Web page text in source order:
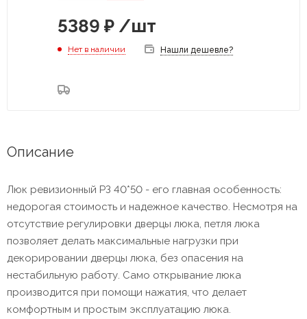
5389 ₽ /шт
Нет в наличии Нашли дешевле?
Описание
Люк ревизионный РЗ 40*50 - его главная особенность:
недорогая стоимость и надежное качество. Несмотря на
отсутствие регулировки дверцы люка, петля люка
позволяет делать максимальные нагрузки при
декорировании дверцы люка, без опасения на
нестабильную работу. Само открывание люка
производится при помощи нажатия, что делает
комфортным и простым эксплуатацию люка.